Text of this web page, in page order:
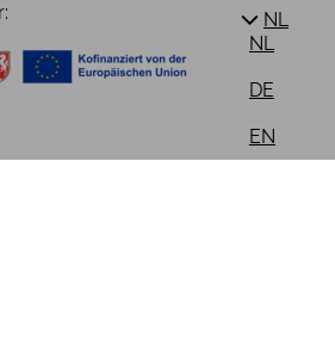
NL
NL
DE
EN